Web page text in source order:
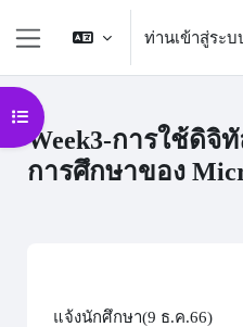
ข้ามไปที่เนื้อหาหลัก
ท่านเข้าสู่ระ
Week3-การใช้ดิจิ
การศึกษาของ
Open course index
Section outline
แจ้งนักศึกษา(9 ธ.ค.66)